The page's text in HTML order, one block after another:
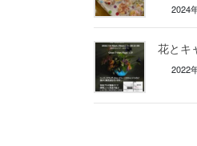
2024
花とキ
2022